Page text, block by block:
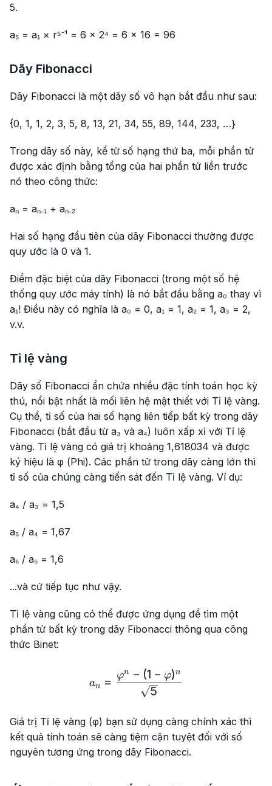
5.
a₅ = a₁ × r⁵⁻¹ = 6 × 2⁴ = 6 × 16 = 96
Dãy Fibonacci
Dãy Fibonacci là một dãy số vô hạn bắt đầu như sau:
{0, 1, 1, 2, 3, 5, 8, 13, 21, 34, 55, 89, 144, 233, …}
Trong dãy số này, kể từ số hạng thứ ba, mỗi phần tử
được xác định bằng tổng của hai phần tử liền trước
nó theo công thức:
aₙ = aₙ₋₁ + aₙ₋₂
Hai số hạng đầu tiên của dãy Fibonacci thường được
quy ước là 0 và 1.
Điểm đặc biệt của dãy Fibonacci (trong một số hệ
thống quy ước máy tính) là nó bắt đầu bằng a₀ thay vì
a₁! Điều này có nghĩa là a₀ = 0, a₁ = 1, a₂ = 1, a₃ = 2,
v.v.
Tỉ lệ vàng
Dãy số Fibonacci ẩn chứa nhiều đặc tính toán học kỳ
thú, nổi bật nhất là mối liên hệ mật thiết với Tỉ lệ vàng.
Cụ thể, tỉ số của hai số hạng liên tiếp bất kỳ trong dãy
Fibonacci (bắt đầu từ a₃ và a₄) luôn xấp xỉ với Tỉ lệ
vàng. Tỉ lệ vàng có giá trị khoảng 1,618034 và được
ký hiệu là φ (Phi). Các phần tử trong dãy càng lớn thì
tỉ số của chúng càng tiến sát đến Tỉ lệ vàng. Ví dụ:
a₄ / a₃ = 1,5
a₅ / a₄ = 1,67
a₆ / a₅ = 1,6
...và cứ tiếp tục như vậy.
Tỉ lệ vàng cũng có thể được ứng dụng để tìm một
phần tử bất kỳ trong dãy Fibonacci thông qua công
thức Binet:
a_n=\frac{\varphi^n-(1-
an =
5
φn − (1 − φ)n
Giá trị Tỉ lệ vàng (φ) bạn sử dụng càng chính xác thì
kết quả tính toán sẽ càng tiệm cận tuyệt đối với số
nguyên tương ứng trong dãy Fibonacci.